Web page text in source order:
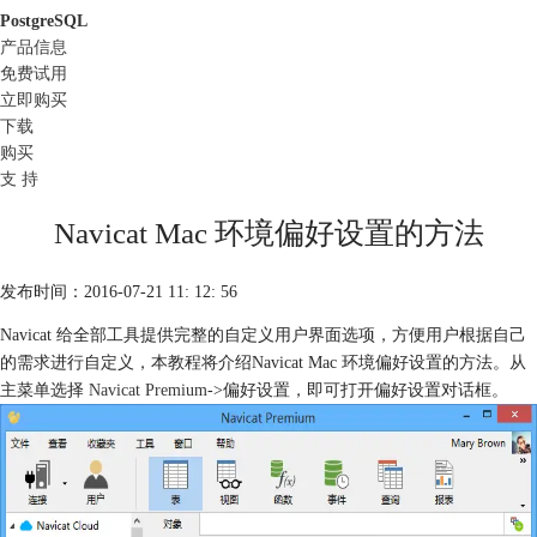
PostgreSQL
产品信息
免费试用
立即购买
下载
购买
支 持
Navicat Mac 环境偏好设置的方法
发布时间：2016-07-21 11: 12: 56
Navicat 给全部工具提供完整的自定义用户界面选项，方便用户根据自己
的需求进行自定义，本教程将介绍Navicat Mac 环境偏好设置的方法。从
主菜单选择 Navicat Premium->偏好设置，即可打开偏好设置对话框。